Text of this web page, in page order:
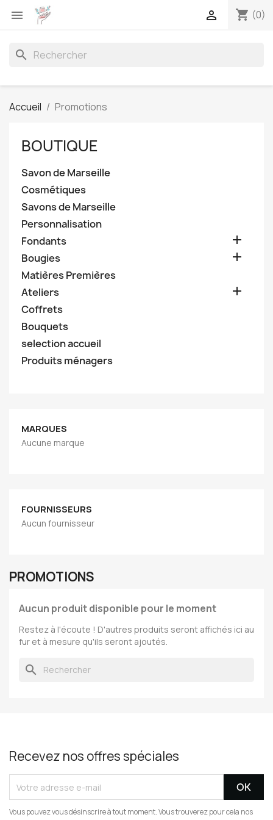
 shopping_cart (0)

search
Accueil Promotions
BOUTIQUE
Savon de Marseille
Cosmétiques
Savons de Marseille
Personnalisation
Fondants

Bougies 
Matières Premières
Ateliers

Coffrets
Bouquets
selection accueil
Produits ménagers
MARQUES
Aucune marque
FOURNISSEURS
Aucun fournisseur
PROMOTIONS
Aucun produit disponible pour le moment
Restez à l'écoute ! D'autres produits seront affichés ici au
fur et à mesure qu'ils seront ajoutés.
search
Recevez nos offres spéciales
Vous pouvez vous désinscrire à tout moment. Vous trouverez pour cela nos